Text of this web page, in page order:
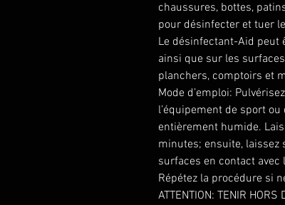
chaussures, bottes,
pour désinfecter et tuer
Le désinfectant-Aid peut
ainsi que sur les
planchers, comptoirs et
Mode d’emploi:
l’équipement de sport
entièrement humide.
minutes; ensuite, laissez
surfaces en contact avec
Répétez la procédure si
ATTENTION: TENIR HORS